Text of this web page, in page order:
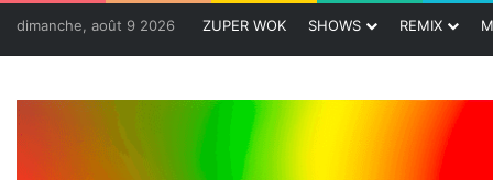
dimanche, août 9 2026 ZUPER WOK SHOWS REMIX